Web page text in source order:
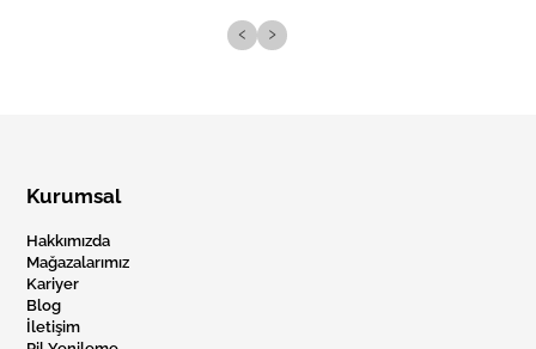
‹ ›
Kurumsal
Hakkımızda
Mağazalarımız
Kariyer
Blog
İletişim